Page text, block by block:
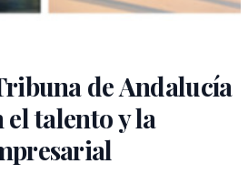
de Andalucía
el talento y la